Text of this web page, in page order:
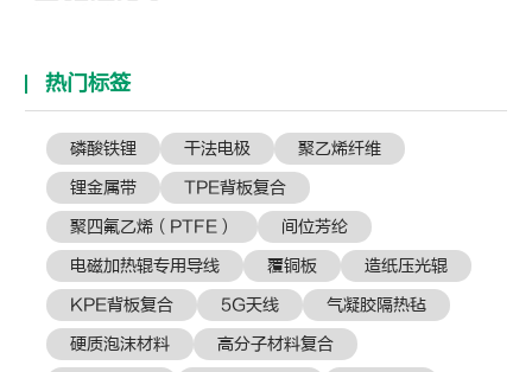
热门标签
磷酸铁锂 干法电极
聚乙烯纤维
锂金属带
TPE背板复合
聚四氟乙烯（PTFE）
间位芳纶
电磁加热辊专用导线
覆铜板
造纸压光辊
KPE背板复合
5G天线
气凝胶隔热毡
硬质泡沫材料
高分子材料复合